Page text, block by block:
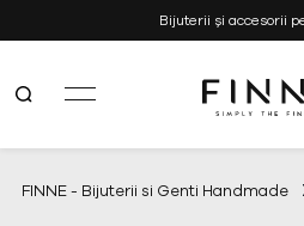
Bijuterii și accesorii
FINNE
si
FINNE - Bijuterii si Genti Handmade